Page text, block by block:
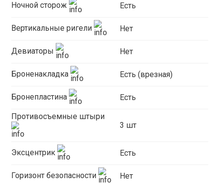
Ночной сторож Есть
Вертикальные ригели Нет
Девиаторы Нет
Броненакладка Есть (врезная)
Бронепластина Есть
Противосъемные штыри
3 шт
Эксцентрик Есть
Горизонт безопасности Нет